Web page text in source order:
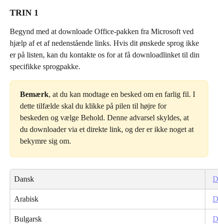
TRIN 1
Begynd med at downloade Office-pakken fra Microsoft ved
hjælp af et af nedenstående links. Hvis dit ønskede sprog ikke
er på listen, kan du kontakte os for at få downloadlinket til din
specifikke sprogpakke.
Bemærk, at du kan modtage en besked om en farlig fil. I
dette tilfælde skal du klikke på pilen til højre for
beskeden og vælge Behold. Denne advarsel skyldes, at
du downloader via et direkte link, og der er ikke noget at
bekymre sig om.
Dansk
Arabisk
Bulgarsk